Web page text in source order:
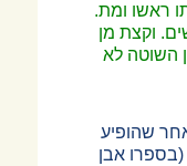
ראשו ומת.
וקצת מן
השוטה לא
שהופיע
(בספרו אבן